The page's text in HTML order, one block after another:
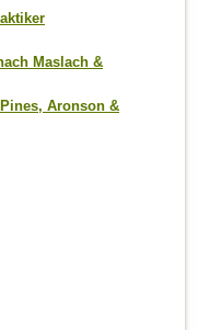
Maslach &
Aronson &